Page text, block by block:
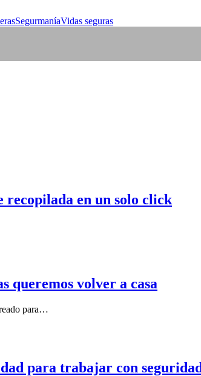
SegurmaníaVidas seguras
en un solo click
queremos volver a casa
para…
para trabajar con